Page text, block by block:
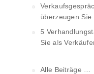
überzeugen Sie
5
Sie als
Alle Beiträge …